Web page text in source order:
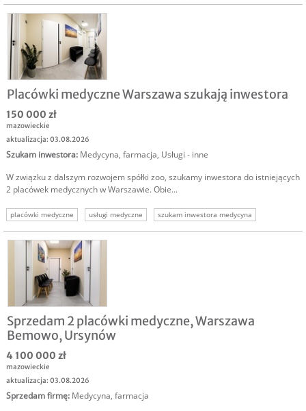
Placówki medyczne Warszawa szukają inwestora
150 000 zł
mazowieckie
aktualizacja: 03.08.2026
Szukam inwestora: Medycyna, farmacja, Usługi - inne
W związku z dalszym rozwojem spółki zoo, szukamy inwestora do istniejących
2 placówek medycznych w Warszawie. Obie...
placówki medyczne usługi medyczne
szukam inwestora medycyna
szukam kapitału
biznes warszawa
Sprzedam 2 placówki medyczne, Warszawa
Bemowo, Ursynów
4 100 000 zł
mazowieckie
aktualizacja: 03.08.2026
Sprzedam firmę: Medycyna, farmacja